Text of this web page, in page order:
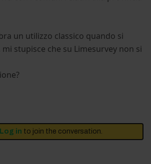
un utilizzo classico quando si
stupisce che su Limesurvey non si
Log in to join the conversation.